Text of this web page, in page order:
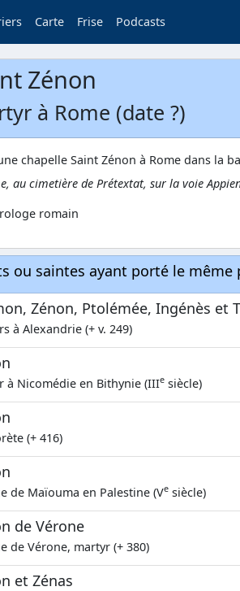
Carte Frise Podcasts
Zénon
à Rome (date ?)
chapelle Saint Zénon à Rome dans la
au cimetière de Prétextat, sur la voie
romain
ou saintes ayant porté le même
Zénon, Ptolémée, Ingénès et
à Alexandrie (+ v. 249)
à Nicomédie en Bithynie (IIIe siècle)
(+ 416)
de Maïouma en Palestine (Ve siècle)
de Vérone
de Vérone, martyr (+ 380)
et Zénas